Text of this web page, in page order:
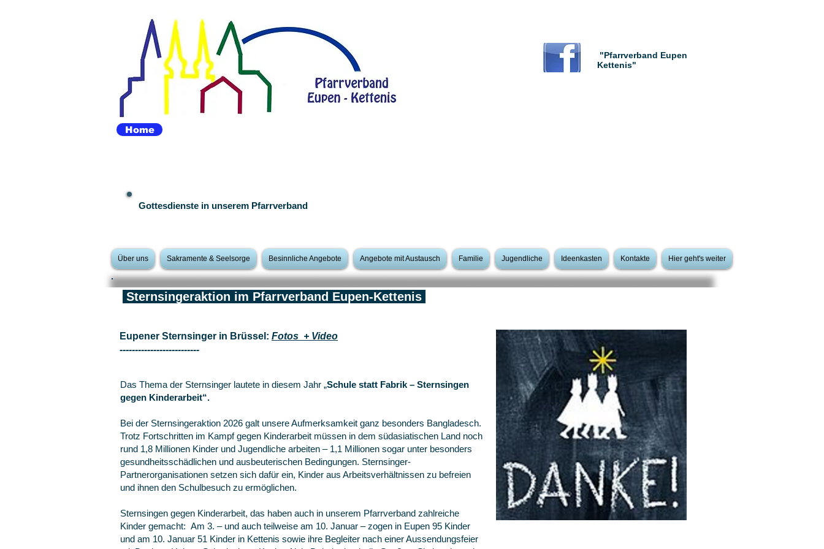
"Pfarrverband Eupen
Kettenis"
Home
Gottesdienste in unserem Pfarrverband
Über uns Sakramente & Seelsorge Besinnliche Angebote Angebote mit Austausch Familie Jugendliche Ideenkasten Kontakte Hier geht's weiter
Sternsingeraktion im Pfarrverband Eupen-Kettenis
Eupener Sternsinger in Brüssel: Fotos + Video
--------------------------
Das Thema der Sternsinger lautete in diesem Jahr „Schule statt Fabrik – Sternsingen
gegen Kinderarbeit“.
Bei der Sternsingeraktion 2026 galt unsere Aufmerksamkeit ganz besonders Bangladesch.
Trotz Fortschritten im Kampf gegen Kinderarbeit müssen in dem südasiatischen Land noch
rund 1,8 Millionen Kinder und Jugendliche arbeiten – 1,1 Millionen sogar unter besonders
gesundheitsschädlichen und ausbeuterischen Bedingungen. Sternsinger-
Partnerorganisationen setzen sich dafür ein, Kinder aus Arbeitsverhältnissen zu befreien
und ihnen den Schulbesuch zu ermöglichen.
Sternsingen gegen Kinderarbeit, das haben auch in unserem Pfarrverband zahlreiche
Kinder gemacht: Am 3. – und auch teilweise am 10. Januar – zogen in Eupen 95 Kinder
und am 10. Januar 51 Kinder in Kettenis sowie ihre Begleiter nach einer Aussendungsfeier